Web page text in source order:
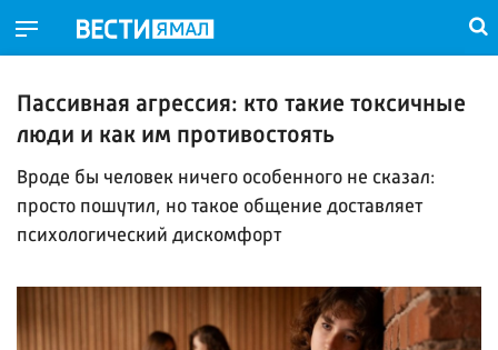
Пассивная агрессия: кто такие токсичные
люди и как им противостоять
Вроде бы человек ничего особенного не сказал:
просто пошутил, но такое общение доставляет
психологический дискомфорт